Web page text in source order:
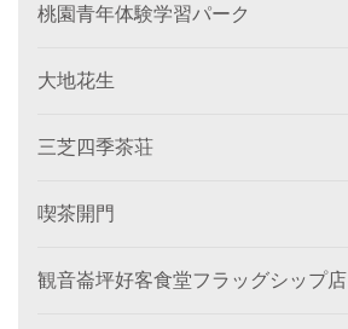
桃園青年体験学習パーク
大地花生
三芝四季茶荘
喫茶開門
観音崙坪好客食堂フラッグシップ店